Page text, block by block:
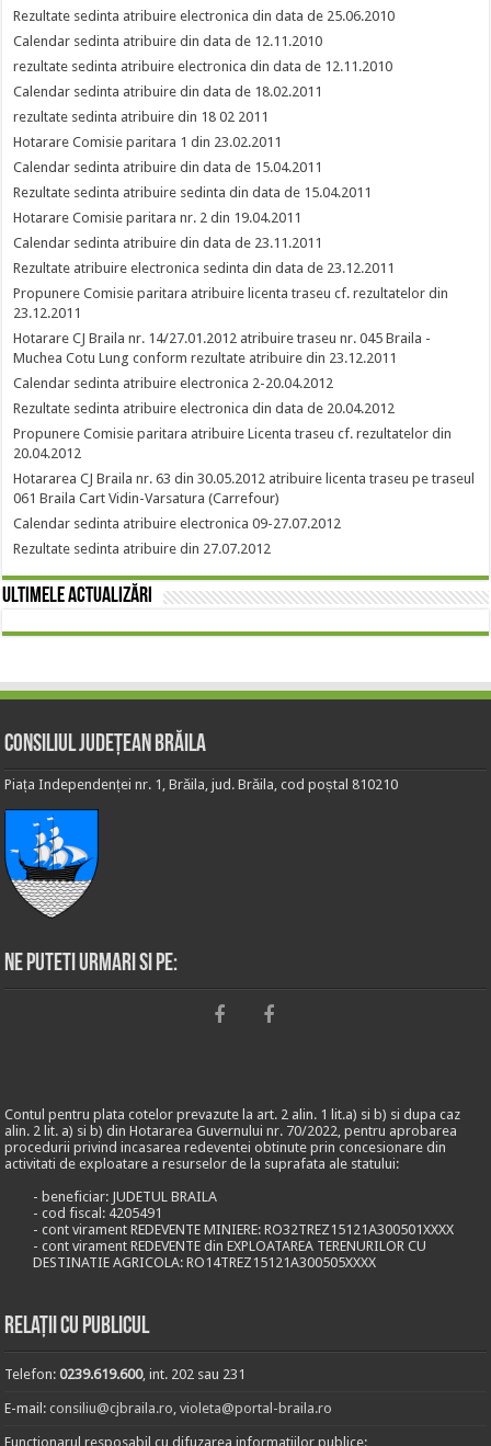
Rezultate sedinta atribuire electronica din data de 25.06.2010
Calendar sedinta atribuire din data de 12.11.2010
rezultate sedinta atribuire electronica din data de 12.11.2010
Calendar sedinta atribuire din data de 18.02.2011
rezultate sedinta atribuire din 18 02 2011
Hotarare Comisie paritara 1 din 23.02.2011
Calendar sedinta atribuire din data de 15.04.2011
Rezultate sedinta atribuire sedinta din data de 15.04.2011
Hotarare Comisie paritara nr. 2 din 19.04.2011
Calendar sedinta atribuire din data de 23.11.2011
Rezultate atribuire electronica sedinta din data de 23.12.2011
Propunere Comisie paritara atribuire licenta traseu cf. rezultatelor din
23.12.2011
Hotarare CJ Braila nr. 14/27.01.2012 atribuire traseu nr. 045 Braila -
Muchea Cotu Lung conform rezultate atribuire din 23.12.2011
Calendar sedinta atribuire electronica 2-20.04.2012
Rezultate sedinta atribuire electronica din data de 20.04.2012
Propunere Comisie paritara atribuire Licenta traseu cf. rezultatelor din
20.04.2012
Hotararea CJ Braila nr. 63 din 30.05.2012 atribuire licenta traseu pe traseul
061 Braila Cart Vidin-Varsatura (Carrefour)
Calendar sedinta atribuire electronica 09-27.07.2012
Rezultate sedinta atribuire din 27.07.2012
Ultimele actualizări
Consiliul Județean Brăila
Piața Independenței nr. 1, Brăila, jud. Brăila, cod poștal 810210
Ne puteti urmari si pe:
Contul pentru plata cotelor prevazute la art. 2 alin. 1 lit.a) si b) si dupa caz
alin. 2 lit. a) si b) din Hotararea Guvernului nr. 70/2022, pentru aprobarea
procedurii privind incasarea redeventei obtinute prin concesionare din
activitati de exploatare a resurselor de la suprafata ale statului:
- beneficiar: JUDETUL BRAILA
- cod fiscal: 4205491
- cont virament REDEVENTE MINIERE: RO32TREZ15121A300501XXXX
- cont virament REDEVENTE din EXPLOATAREA TERENURILOR CU
DESTINATIE AGRICOLA: RO14TREZ15121A300505XXXX
Relații cu publicul
Telefon:0239.619.600, int. 202 sau 231
E-mail:consiliu@cjbraila.ro,violeta@portal-braila.ro
Functionarul resposabil cu difuzarea informatiilor publice: